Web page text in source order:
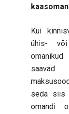
Kui
ühis- või
saavad
seda siis
omandi